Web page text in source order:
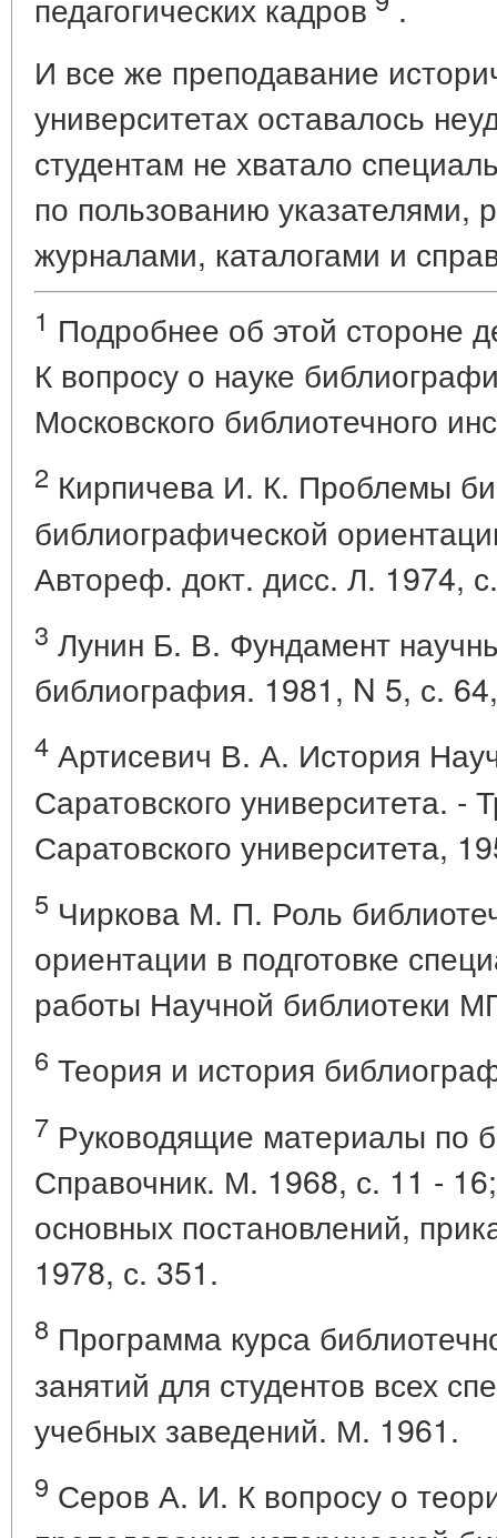
педагогических кадров
.
И все же преподавание
университетах оставалось
студентам не хватало
по пользованию указателями,
журналами, каталогами и
1 Подробнее об этой стороне
К вопросу о науке
Московского библиотечного
2 Кирпичева И. К. Проблемы
библиографической
Автореф. докт. дисс. Л. 1974,
3 Лунин Б. В. Фундамент
библиография. 1981, N 5, с.
4 Артисевич В. А. История
Саратовского университета. -
Саратовского университета,
5 Чиркова М. П. Роль
ориентации в подготовке
работы Научной библиотеки
6 Теория и история
7 Руководящие материалы по
Справочник. М. 1968, с. 11 -
основных постановлений,
1978, с. 351.
8 Программа курса
занятий для студентов всех
учебных заведений. М. 1961.
9 Серов А. И. К вопросу о